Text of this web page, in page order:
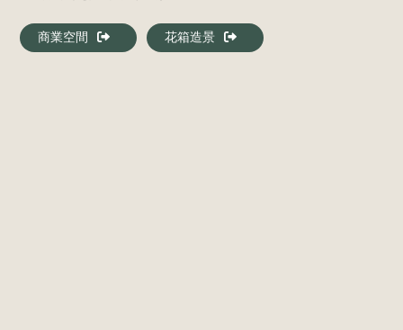
商業空間 花箱造景